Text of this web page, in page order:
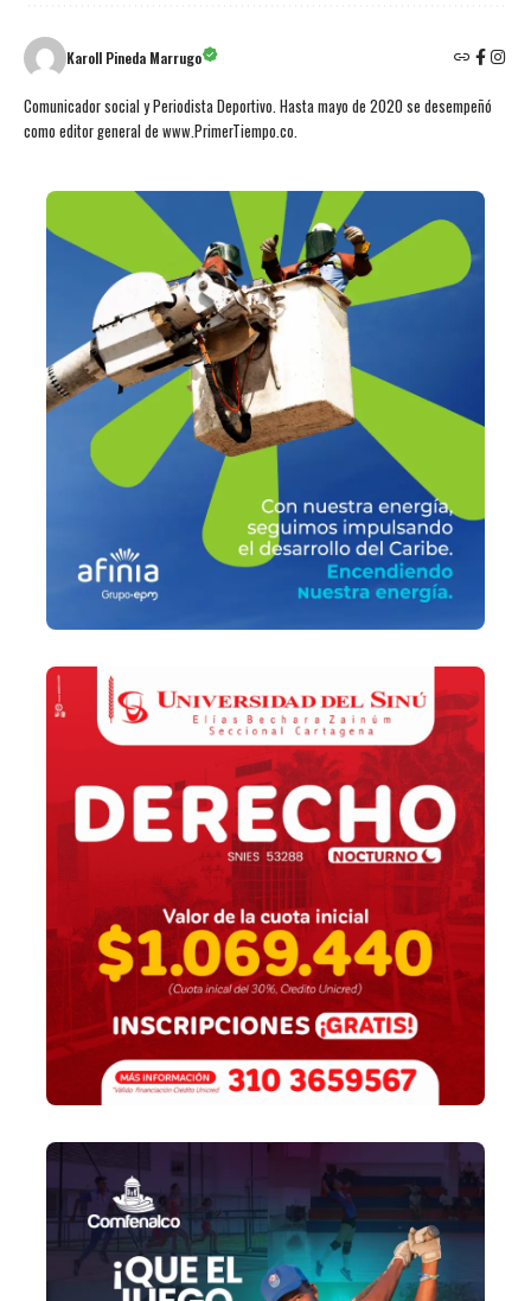
Karoll Pineda Marrugo
Comunicador social y Periodista Deportivo. Hasta mayo de 2020 se desempeñó
como editor general de www.PrimerTiempo.co.